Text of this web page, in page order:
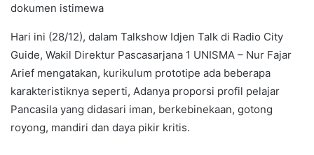
dokumen istimewa
Hari ini (28/12), dalam Talkshow Idjen Talk di Radio City
Guide, Wakil Direktur Pascasarjana 1 UNISMA – Nur Fajar
Arief mengatakan, kurikulum prototipe ada beberapa
karakteristiknya seperti, Adanya proporsi profil pelajar
Pancasila yang didasari iman, berkebinekaan, gotong
royong, mandiri dan daya pikir kritis.